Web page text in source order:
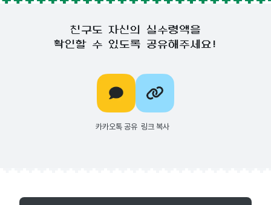
친구도 자신의 실수령액을
확인할 수 있도록 공유해주세요!
카카오톡 공유 링크 복사